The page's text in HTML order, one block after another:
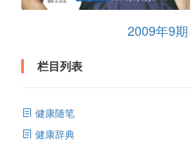
2009年9期
栏目列表
健康随笔
健康辞典